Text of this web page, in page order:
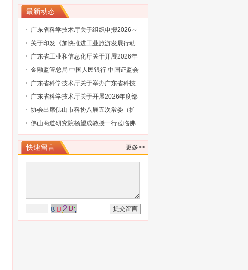
最新动态
广东省科学技术厅关于组织申报2026～
2027年度省重点领域研发计划“智能机器
人”专项项目的通知
关于印发《加快推进工业旅游发展行动
计划（2026-2030年）》的通知
广东省工业和信息化厅关于开展2026年
省级企业技术中心（第25批）认定的通
知
金融监管总局 中国人民银行 中国证监会
财政部关于健全金融机构治理的实施意
见
广东省科学技术厅关于举办广东省科技
保险后奖补管理办法及2027年广东省科
技与金融结合专项申报指南政策解读培
训会的通知
广东省科学技术厅关于开展2026年度部
级科技型企业孵化器推荐工作的通知
协会出席佛山市科协八届五次常委（扩
大）会议
佛山商道研究院杨望成教授一行莅临佛
山市科技金融协会调研指导
更多>>
快速留言